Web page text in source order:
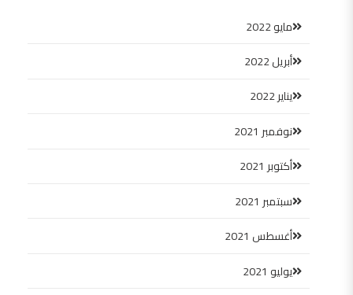
مايو 2022
أبريل 2022
يناير 2022
نوفمبر 2021
أكتوبر 2021
سبتمبر 2021
أغسطس 2021
يوليو 2021